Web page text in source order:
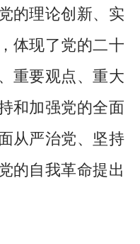
的理论创新、实
体现了党的二十
重要观点、重大
和加强党的全面
从严治党、坚持
的自我革命提出